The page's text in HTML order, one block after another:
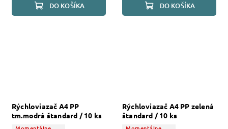
DO KOŠÍKA DO KOŠÍKA
Rýchloviazač A4 PP
tm.modrá štandard / 10 ks
Rýchloviazač A4 PP zelená
štandard / 10 ks